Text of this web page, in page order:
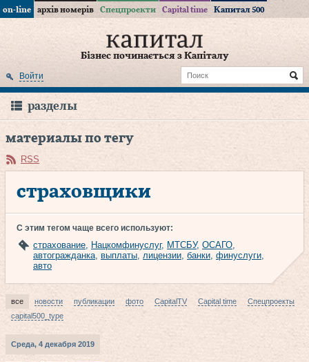
on-line архів номерів Спецпроекти Capital time Капитал 500
Бізнес починається з Капіталу
Войти
разделы
материалы по тегу
RSS
страховщики
С этим тегом чаще всего используют:
страхование, Нацкомфинуслуг, МТСБУ, ОСАГО,
автогражданка, выплаты, лицензии, банки, финуслуги,
авто
все новости публикации фото CapitalTV Capital time
Спецпроекты
capital500_type
Среда, 4 декабря 2019